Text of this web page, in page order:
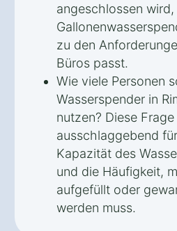
angeschlossen
zu den
Büros passt.
Wie viele Personen
Wasserspender in
nutzen? Diese
ausschlaggebend
Kapazität des
und die Häufigkeit,
aufgefüllt oder
werden muss.